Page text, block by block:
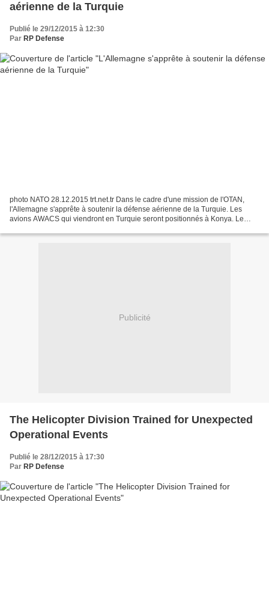
aérienne de la Turquie
Publié le 29/12/2015 à 12:30
Par RP Defense
photo NATO 28.12.2015 trt.net.tr Dans le cadre d'une mission de l'OTAN,
l'Allemagne s'apprête à soutenir la défense aérienne de la Turquie. Les
avions AWACS qui viendront en Turquie seront positionnés à Konya. Le
Publicité
The Helicopter Division Trained for Unexpected
Operational Events
Publié le 28/12/2015 à 17:30
Par RP Defense